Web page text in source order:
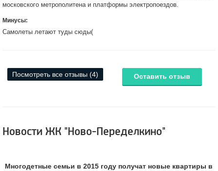
московского метрополитена и платформы электропоездов.
Минусы:
Самолеты летают туды сюды(
Посмотреть все отзывы (4) Оставить отзыв
Новости ЖК "Ново-Переделкино"
Многодетные семьи в 2015 году получат новые квартиры в